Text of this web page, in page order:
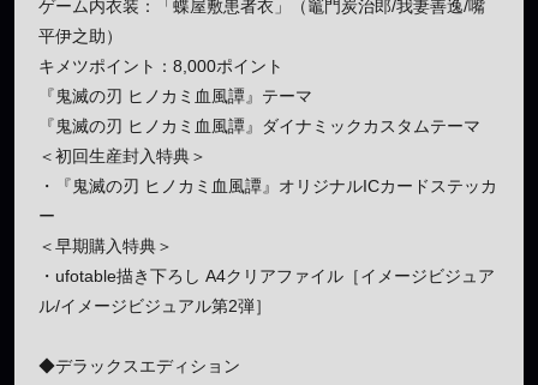
ゲーム内衣装：「蝶屋敷患者衣」（竈門炭治郎/我妻善逸/嘴
平伊之助）
キメツポイント：8,000ポイント
『鬼滅の刃 ヒノカミ血風譚』テーマ
『鬼滅の刃 ヒノカミ血風譚』ダイナミックカスタムテーマ
＜初回生産封入特典＞
・『鬼滅の刃 ヒノカミ血風譚』オリジナルICカードステッカ
ー
＜早期購入特典＞
・ufotable描き下ろし A4クリアファイル［イメージビジュア
ル/イメージビジュアル第2弾］
◆デラックスエディション